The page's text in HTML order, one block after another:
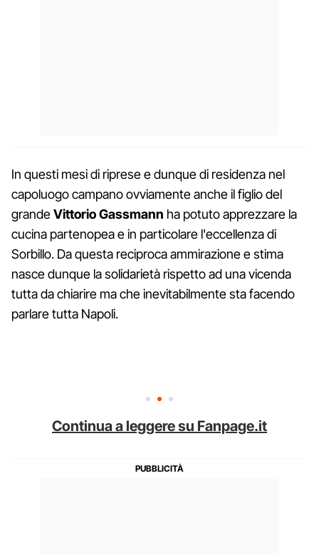
In questi mesi di riprese e dunque di residenza nel
capoluogo campano ovviamente anche il figlio del
grandeVittorio Gassmann ha potuto apprezzare la
cucina partenopea e in particolare l'eccellenza di
Sorbillo. Da questa reciproca ammirazione e stima
nasce dunque la solidarietà rispetto ad una vicenda
tutta da chiarire ma che inevitabilmente sta facendo
parlare tutta Napoli.
Continua a leggere su Fanpage.it